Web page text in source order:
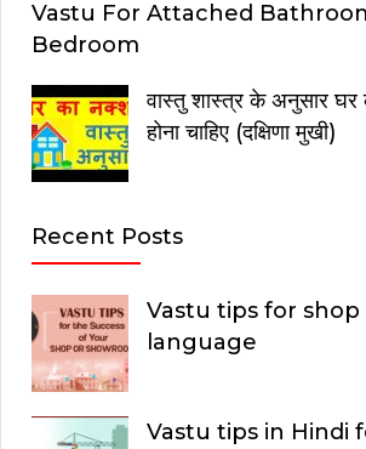
Vastu For Attached
Bedroom
वास्तु शास्त्र के अनुसार घर
होना चाहिए (दक्षिणा मुखी)
Recent Posts
Vastu tips for shop
language
Vastu tips in Hindi